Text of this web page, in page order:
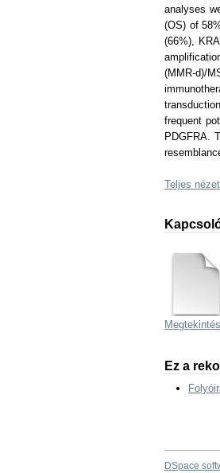
analyses
(OS) of
(66%),
(MMR-d)/
frequent
PDGFRA.
Teljes nézet
Ez a
DSpace